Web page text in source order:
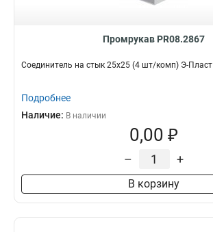
Промрукав PR08.2867
Соединитель на стык 25х25 (4 шт/комп) Э-Пласт
Подробнее
Наличие: В наличии
0,00 ₽
– +
В корзину